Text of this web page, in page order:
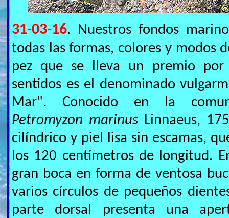
31-03-16. Nuestros fondos
todas las formas, colores y modos
pez que se lleva un premio
sentidos es el denominado
Mar". Conocido en la
Petromyzon marinus Linnaeus,
cilíndrico y piel lisa sin escamas,
los 120 centímetros de longitud.
gran boca en forma de ventosa
varios círculos de pequeños
parte dorsal presenta una